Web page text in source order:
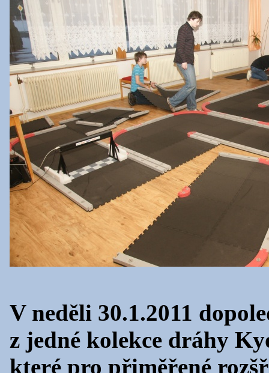
V neděli 30.1.2011
z jedné kolekce dráhy
které pro přiměřené